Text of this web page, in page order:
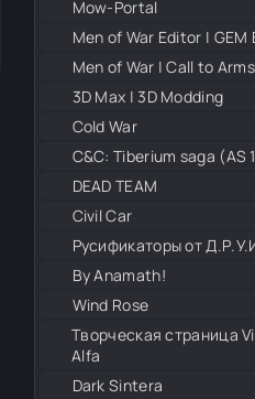
Карты для редактора/ Моды для
Mow-Portal
Men of War Editor | GEM
Men of War | Call to Arms
3D Max | 3D Modding
Cold War
С&С: Tiberium saga (AS
DEAD TEAM
Civil Car
Русификаторы от
By Anamath!
Wind Rose
Творческая страница
Alfa
Dark Sintera